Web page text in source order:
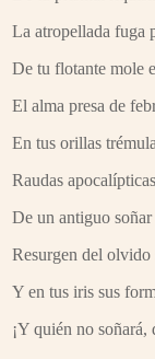
La atropellada fuga
De tu flotante mole
El alma presa de
En tus orillas
Raudas
De un antiguo
Resurgen del olvido
Y en tus iris sus
¡Y quién no soñará,